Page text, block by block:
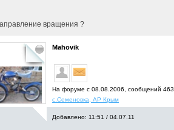
вращения ?
Mahovik
На форуме с 08.08.2006, cообщений 463
с.Семеновка, АР Крым
Добавлено: 11:51 / 04.07.11